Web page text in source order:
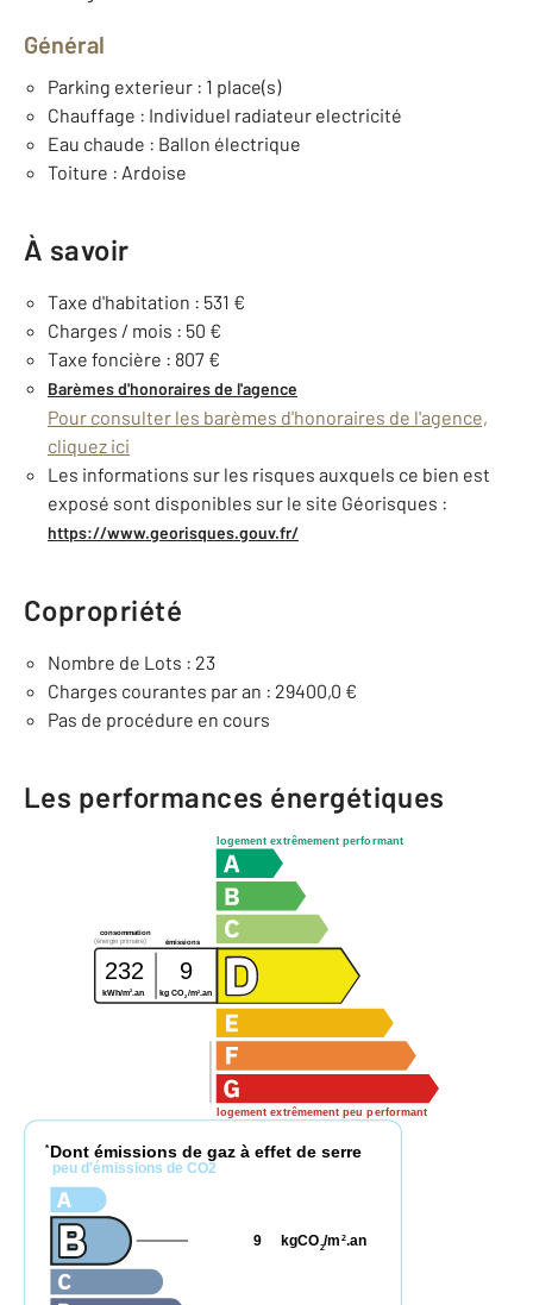
Général
Parking exterieur : 1 place(s)
Chauffage : Individuel radiateur electricité
Eau chaude : Ballon électrique
Toiture : Ardoise
À savoir
Taxe d'habitation : 531 €
Charges / mois : 50 €
Taxe foncière : 807 €
Barèmes d'honoraires de l'agence
Pour consulter les barèmes d'honoraires de l'agence,
cliquez ici
Les informations sur les risques auxquels ce bien est
exposé sont disponibles sur le site Géorisques :
https://www.georisques.gouv.fr/
Copropriété
Nombre de Lots : 23
Charges courantes par an : 29400,0 €
Pas de procédure en cours
Les performances énergétiques
logement extrêmement performant
logement extrêmement peu performant
consommation
émissions
(énergie primaire)
232 9
kWh/m2.an kg CO2 /m2 .an
* Dont émissions de gaz à effet de serre
peu d'émissions de CO2
kgCO2/m 2.an
9